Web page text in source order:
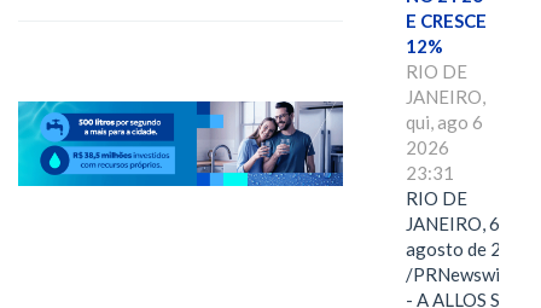
E CRESCE
12%
RIO DE
JANEIRO,
qui, ago 6
2026
23:31
RIO DE
JANEIRO, 6 de
agosto de 2026
/PRNewswire/ -
- A ALLOS S.A.